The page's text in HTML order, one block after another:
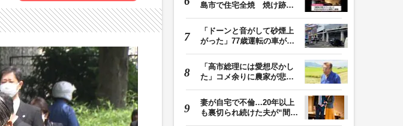
島市で住宅全焼 焼け跡か
「ドーンと音がして砂煙上
がった」77歳運転の車が立
「高市総理には愛想尽かし
た」コメ余りに農家が悲
妻が自宅で不倫…20年以上
も裏切られ続けた夫が“間